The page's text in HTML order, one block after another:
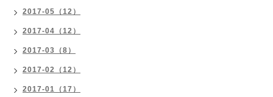
2017-05（12）
2017-04（12）
2017-03（8）
2017-02（12）
2017-01（17）